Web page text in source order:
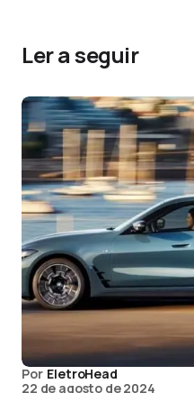
Ler a seguir
Por EletroHead
22 de agosto de 2024